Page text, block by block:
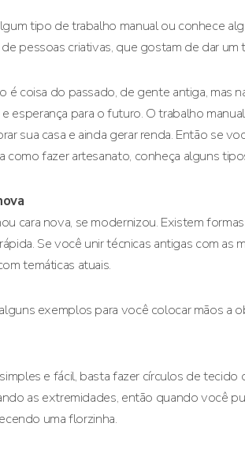
tipo de trabalho manual ou conhece
pessoas criativas, que gostam de dar
é coisa do passado, de gente antiga, mas
esperança para o futuro. O trabalho
sua casa e ainda gerar renda. Então se
como fazer artesanato, conheça alguns
cara nova, se modernizou. Existem
Se você unir técnicas antigas com as
temáticas atuais.
exemplos para você colocar mãos a
e fácil, basta fazer círculos de
as extremidades, então quando você
uma florzinha.